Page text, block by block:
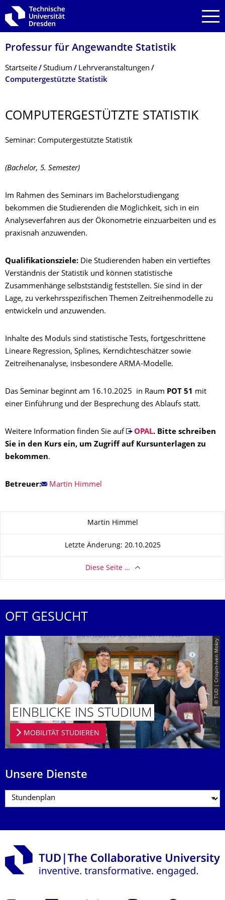
Zur Hauptnavigation springen
Zur Suche springen
Zum Inhalt springen
Professur für Angewandte Statistik
Breadcrumb-Menü
Startseite Studium
Lehrveranstaltungen
Computergestützte Statistik
COMPUTERGE­STÜTZTE STATISTIK
Seminar: Computerge­stützte Statistik
(Bachelor, 5. Semester)
Im Rahmen des Seminars im Bachelorstudiengang
bekommen die Studierenden die Möglichkeit, sich in ein
Analyseverfahren aus der Ökonometrie einzuarbeiten und es
praxisnah anzuwenden.
Qualifikationsziele: Die Studierenden haben ein vertieftes
Verständnis der Statistik und können statistische
Zusammenhänge selbstständig feststellen. Sie sind in der
Lage, zu verkehrsspezifischen Themen Zeitreihenmodelle zu
entwickeln und anzuwenden.
Inhalte des Moduls sind statistische Tests, fortgeschrittene
Lineare Regression, Splines, Kerndichteschätzer sowie
Zeitreihenanalyse, insbesondere ARMA-Modelle.
Das Seminar beginnt am 16.10.2025 in Raum POT 51 mit
einer Einführung und der Besprechung des Ablaufs statt.
Weitere Information finden Sie auf OPAL. Bitte schreiben
Sie in den Kurs ein, um Zugriff auf Kursunterlagen zu
bekommen.
Betreuer: Martin Himmel
Martin Himmel
Letzte Änderung: 20.10.2025
Diese Seite …
OFT GESUCHT
© TUD | Crispin-Iven Mokry
EINBLICKE INS STUDIUM
MOBILITÄT STUDIEREN
Unsere Dienste